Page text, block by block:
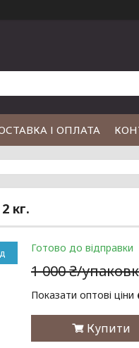
І ОПЛАТА
кг.
Готово до відправки
1 000 ₴/
Показати оптові ціни
Купити